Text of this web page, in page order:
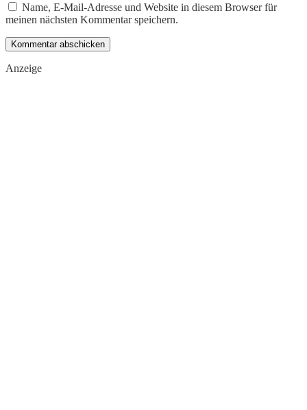
Name, E-Mail-Adresse und Website in diesem Browser für
meinen nächsten Kommentar speichern.
Anzeige